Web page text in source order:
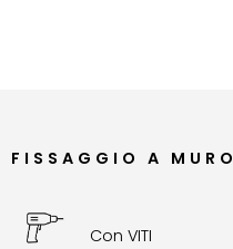
FISSAGGIO A MURO
Con VITI